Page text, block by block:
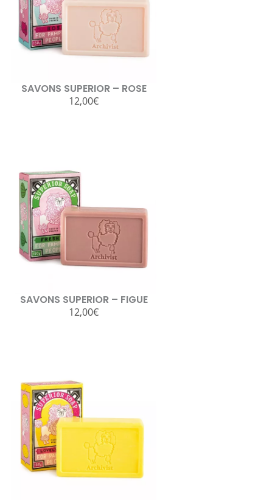
SAVONS SUPERIOR – ROSE
12,00€
SAVONS SUPERIOR – FIGUE
12,00€